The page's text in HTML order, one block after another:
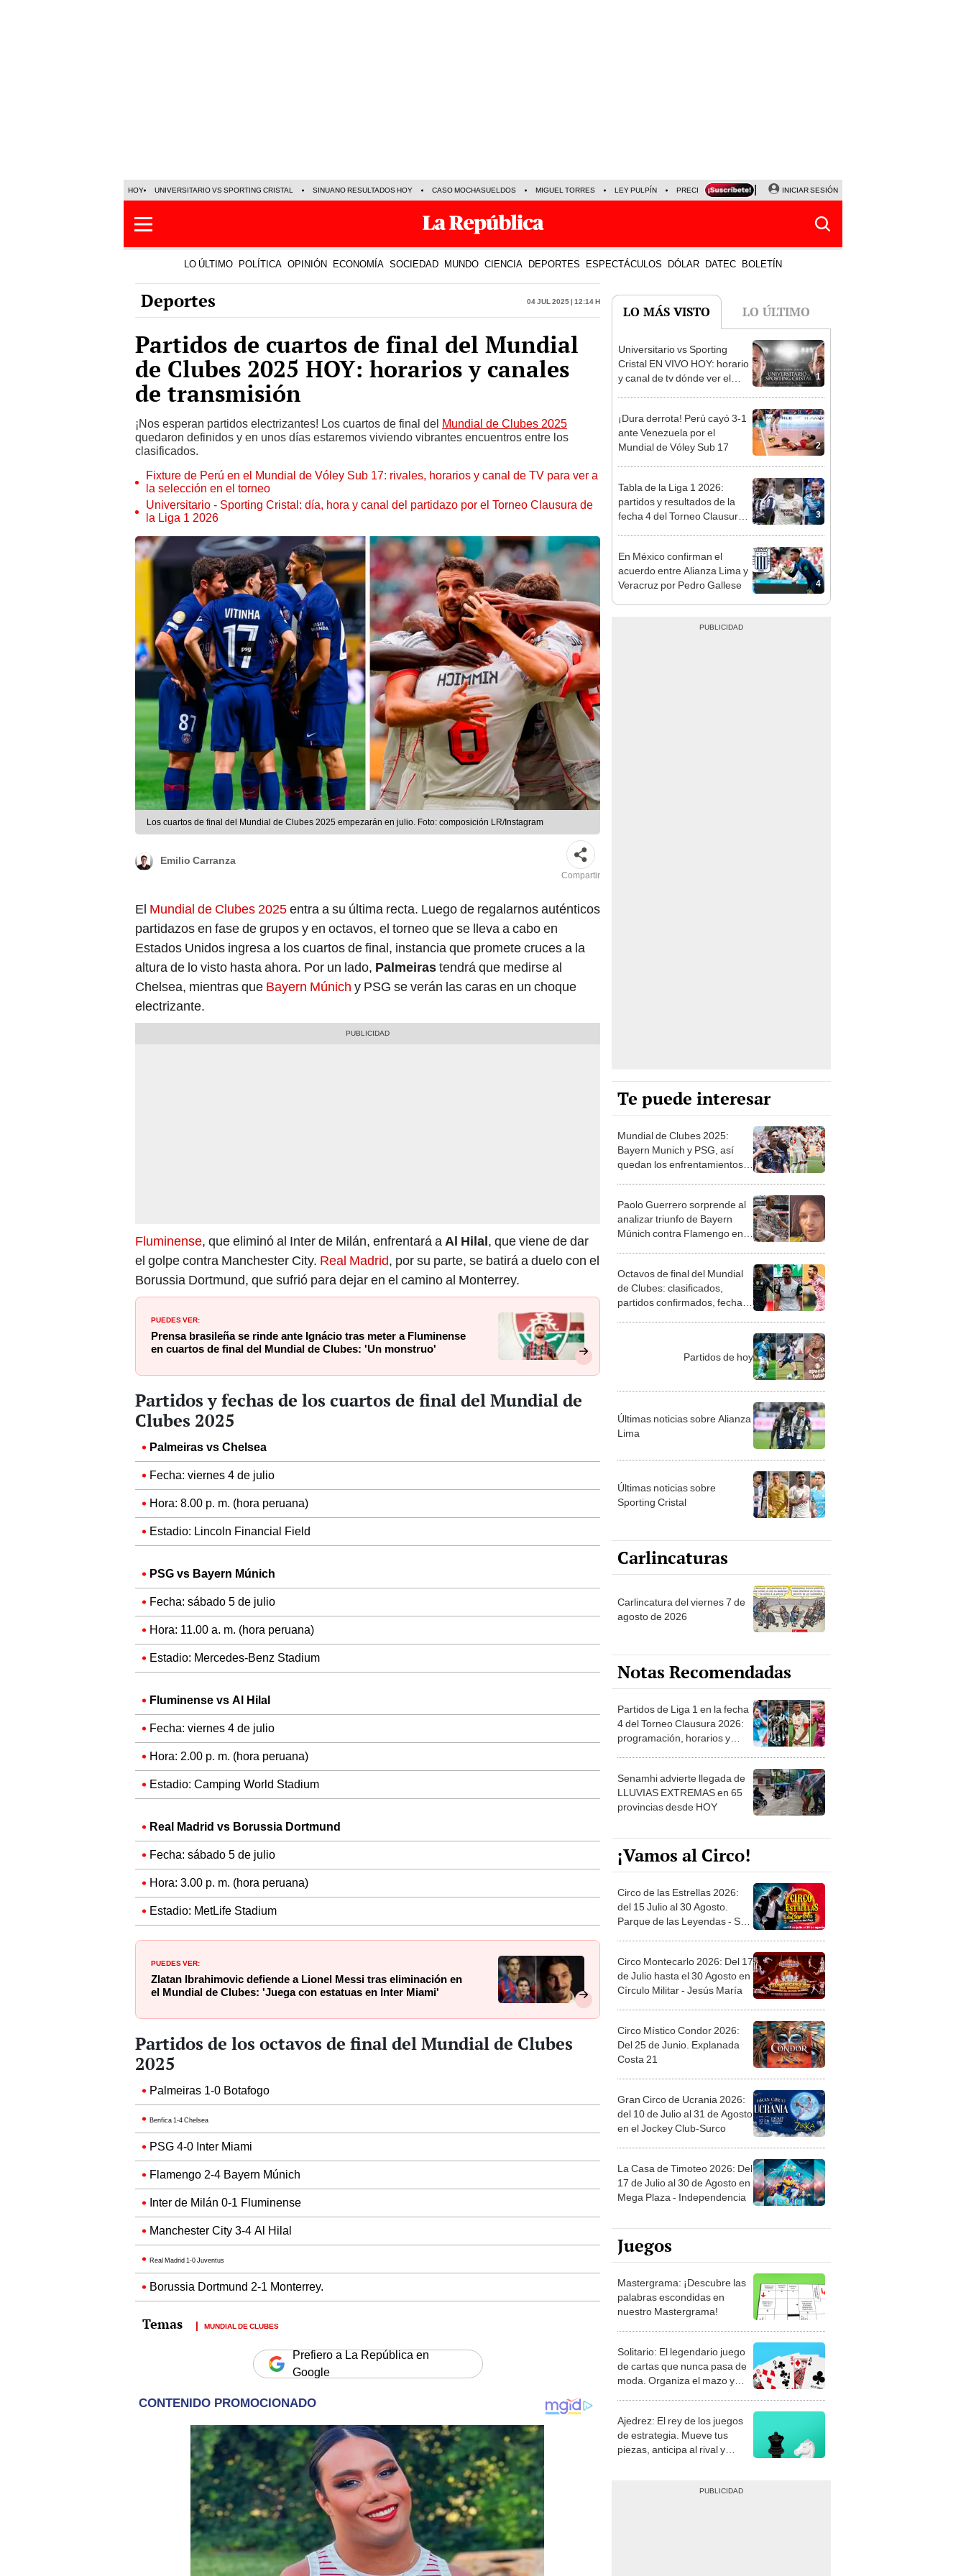
HOY UNIVERSITARIO VS SPORTING CRISTAL SINUANO RESULTADOS HOY CASO MOCHASUELDOS MIGUEL TORRES LEY PULPÍN PRECIO DEL DÓLAR CORTE DE LUZ VIERNES 7 DE AGOSTO
INICIAR SESIÓN
LO ÚLTIMO POLÍTICA OPINIÓN ECONOMÍA SOCIEDAD MUNDO CIENCIA DEPORTES ESPECTÁCULOS DÓLAR DATEC BOLETÍN
Deportes 04 Jul 2025 | 12:14 h
Partidos de cuartos de final del Mundial
de Clubes 2025 HOY: horarios y canales
de transmisión
¡Nos esperan partidos electrizantes! Los cuartos de final del Mundial de Clubes 2025
quedaron definidos y en unos días estaremos viviendo vibrantes encuentros entre los
clasificados.
Fixture de Perú en el Mundial de Vóley Sub 17: rivales, horarios y canal de TV para ver a
la selección en el torneo
Universitario - Sporting Cristal: día, hora y canal del partidazo por el Torneo Clausura de
la Liga 1 2026
Los cuartos de final del Mundial de Clubes 2025 empezarán en julio. Foto: composición LR/Instagram
Emilio Carranza
Compartir
El Mundial de Clubes 2025entra a su última recta. Luego de regalarnos auténticos
partidazos en fase de grupos y en octavos, el torneo que se lleva a cabo en
Estados Unidos ingresa a los cuartos de final, instancia que promete cruces a la
altura de lo visto hasta ahora. Por un lado, Palmeirastendrá que medirse al
Chelsea, mientras que Bayern Múnich y PSG se verán las caras en un choque
electrizante.
Fluminense, que eliminó al Inter de Milán, enfrentará aAl Hilal, que viene de dar
el golpe contra Manchester City. Real Madrid, por su parte, se batirá a duelo con el
Borussia Dortmund, que sufrió para dejar en el camino al Monterrey.
PUEDES VER:
Prensa brasileña se rinde ante Ignácio tras meter a Fluminense
en cuartos de final del Mundial de Clubes: 'Un monstruo'
Partidos y fechas de los cuartos de final del Mundial de
Clubes 2025
Palmeiras vs Chelsea
Fecha: viernes 4 de julio
Hora: 8.00 p. m. (hora peruana)
Estadio: Lincoln Financial Field
PSG vs Bayern Múnich
Fecha: sábado 5 de julio
Hora: 11.00 a. m. (hora peruana)
Estadio: Mercedes-Benz Stadium
Fluminense vs Al Hilal
Fecha: viernes 4 de julio
Hora: 2.00 p. m. (hora peruana)
Estadio: Camping World Stadium
Real Madrid vs Borussia Dortmund
Fecha: sábado 5 de julio
Hora: 3.00 p. m. (hora peruana)
Estadio: MetLife Stadium
PUEDES VER:
Zlatan Ibrahimovic defiende a Lionel Messi tras eliminación en
el Mundial de Clubes: 'Juega con estatuas en Inter Miami'
Partidos de los octavos de final del Mundial de Clubes
2025
Palmeiras 1-0 Botafogo
Benfica 1-4 Chelsea
PSG 4-0 Inter Miami
Flamengo 2-4 Bayern Múnich
Inter de Milán 0-1 Fluminense
Manchester City 3-4 Al Hilal
Real Madrid 1-0 Juventus
Borussia Dortmund 2-1 Monterrey.
MUNDIAL DE CLUBES
Prefiero a La República en
Google
LO MÁS VISTO LO ÚLTIMO
1
Universitario vs Sporting
Cristal EN VIVO HOY: horario
y canal de tv dónde ver el
2
¡Dura derrota! Perú cayó 3-1
ante Venezuela por el
Mundial de Vóley Sub 17
3
Tabla de la Liga 1 2026:
partidos y resultados de la
fecha 4 del Torneo Clausura y
4
En México confirman el
acuerdo entre Alianza Lima y
Veracruz por Pedro Gallese
Te puede interesar
Mundial de Clubes 2025:
Bayern Munich y PSG, así
quedan los enfrentamientos y
Paolo Guerrero sorprende al
analizar triunfo de Bayern
Múnich contra Flamengo en el
Octavos de final del Mundial
de Clubes: clasificados,
partidos confirmados, fechas
Partidos de hoy
Últimas noticias sobre Alianza
Lima
Últimas noticias sobre
Sporting Cristal
Carlincaturas
Carlincatura del viernes 7 de
agosto de 2026
Notas Recomendadas
Partidos de Liga 1 en la fecha
4 del Torneo Clausura 2026:
programación, horarios y
Senamhi advierte llegada de
LLUVIAS EXTREMAS en 65
provincias desde HOY
¡Vamos al Circo!
Circo de las Estrellas 2026:
del 15 Julio al 30 Agosto.
Parque de las Leyendas - San
Circo Montecarlo 2026: Del 17
de Julio hasta el 30 Agosto en
Círculo Militar - Jesús María
Circo Místico Condor 2026:
Del 25 de Junio. Explanada
Costa 21
Gran Circo de Ucrania 2026:
del 10 de Julio al 31 de Agosto
en el Jockey Club-Surco
La Casa de Timoteo 2026: Del
17 de Julio al 30 de Agosto en
Mega Plaza - Independencia
Juegos
Mastergrama: ¡Descubre las
palabras escondidas en
nuestro Mastergrama!
Solitario: El legendario juego
de cartas que nunca pasa de
moda. Organiza el mazo y
Ajedrez: El rey de los juegos
de estrategia. Mueve tus
piezas, anticipa al rival y